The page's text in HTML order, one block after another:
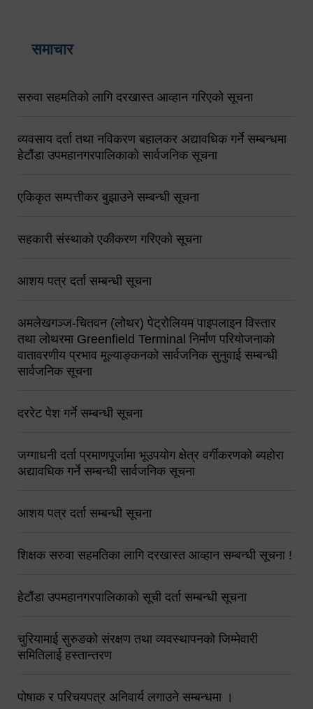
समाचार
सरुवा सहमतिको लागि दरखास्त आव्हान गरिएको सूचना
व्यवसाय दर्ता तथा नविकरण बहालकर अद्यावधिक गर्ने सम्बन्धमा
हेटौंडा उपमहानगरपालिकाको सार्वजनिक सूचना
एकिकृत सम्पत्तीकर बुझाउने सम्बन्धी सूचना
सहकारी संस्थाको एकीकरण गरिएको सूचना
आशय पत्र दर्ता सम्बन्धी सूचना
अमलेखगञ्ज-चितवन (लोथर) पेट्रोलियम पाइपलाइन विस्तार
तथा लोथरमा Greenfield Terminal निर्माण परियोजनाको
वातावरणीय प्रभाव मूल्याङ्कनको सार्वजनिक सुनुवाई सम्बन्धी
सार्वजनिक सूचना
दररेट पेश गर्ने सम्बन्धी सूचना
जग्गाधनी दर्ता प्रमाणपूर्जामा भूउपयोग क्षेत्र वर्गीकरणको ब्यहोरा
अद्यावधिक गर्ने सम्बन्धी सार्वजनिक सूचना
आशय पत्र दर्ता सम्बन्धी सूचना
शिक्षक सरुवा सहमतिका लागि दरखास्त आव्हान सम्बन्धी सूचना !
हेटौंडा उपमहानगरपालिकाको सूची दर्ता सम्बन्धी सूचना
चुरियामाई सुरुङको संरक्षण तथा व्यवस्थापनको जिम्मेवारी
समितिलाई हस्तान्तरण
पोषाक र परिचयपत्र अनिवार्य लगाउने सम्बन्धमा ।